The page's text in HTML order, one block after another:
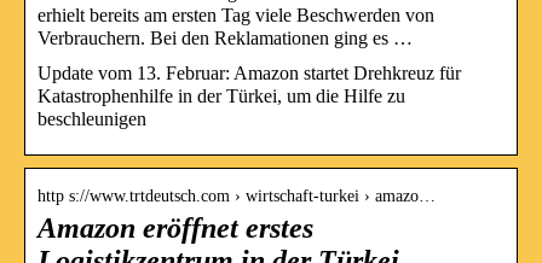
erhielt bereits am ersten Tag viele Beschwerden von
Verbrauchern. Bei den Reklamationen ging es …
Update vom 13. Februar: Amazon startet Drehkreuz für
Katastrophenhilfe in der Türkei, um die Hilfe zu
beschleunigen
http s://www.trtdeutsch.com › wirtschaft-turkei › amazo…
Amazon eröffnet erstes